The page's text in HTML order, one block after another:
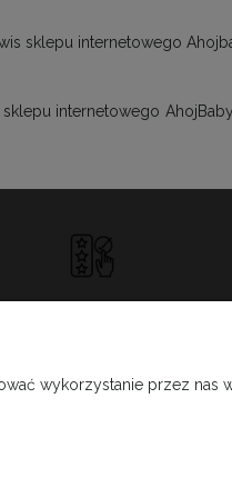
sklepu internetowego
internetowego
wykorzystanie przez nas